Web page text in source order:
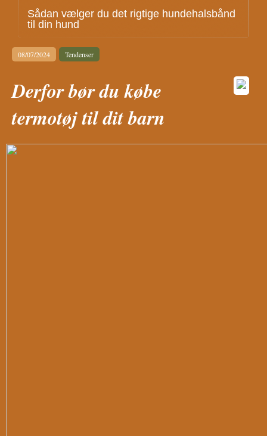
Sådan vælger du det rigtige hundehalsbånd
til din hund
08/07/2024 Tendenser
Derfor bør du købe
termotøj til dit barn